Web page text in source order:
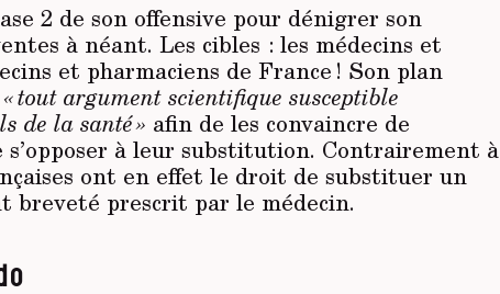
2 de son offensive pour dénigrer son
à néant. Les cibles : les médecins et
et pharmaciens de France ! Son plan
« tout argument scientifique susceptible
de la santé » afin de les convaincre de
à leur substitution. Contrairement à
ont en effet le droit de substituer un
breveté prescrit par le médecin.